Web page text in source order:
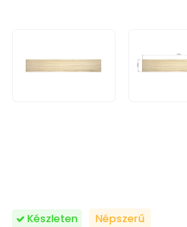
Készleten Népszerű